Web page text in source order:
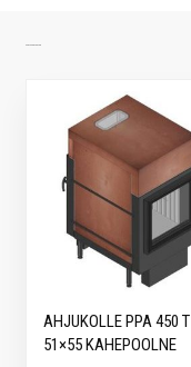
AHJUKOLLE PPA 450 T
51×55 KAHEPOOLNE